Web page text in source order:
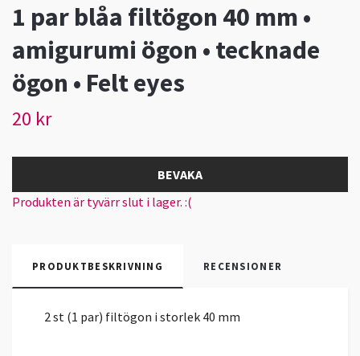
1 par blåa filtögon 40 mm •
amigurumi ögon • tecknade
ögon • Felt eyes
20 kr
BEVAKA
Produkten är tyvärr slut i lager. :(
PRODUKTBESKRIVNING RECENSIONER
2 st (1 par) filtögon i storlek 40 mm